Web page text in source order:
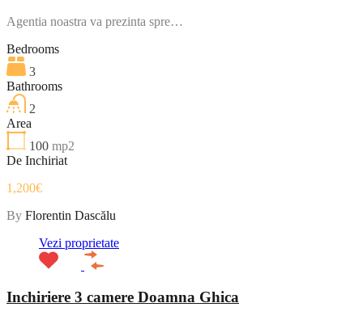
Agentia noastra va prezinta spre…
Bedrooms
3
Bathrooms
2
Area
100 mp2
De Inchiriat
1,200€
By Florentin Dascălu
Vezi proprietate
Inchiriere 3 camere Doamna Ghica